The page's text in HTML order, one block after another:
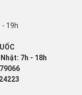
- 19h
7h - 18h